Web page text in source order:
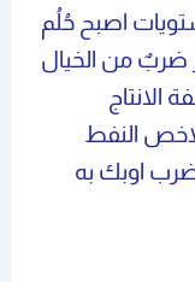
اصبح حُلُم
ضربٌ من الخيال
الانتاج
النفط
ضرب اوبك به